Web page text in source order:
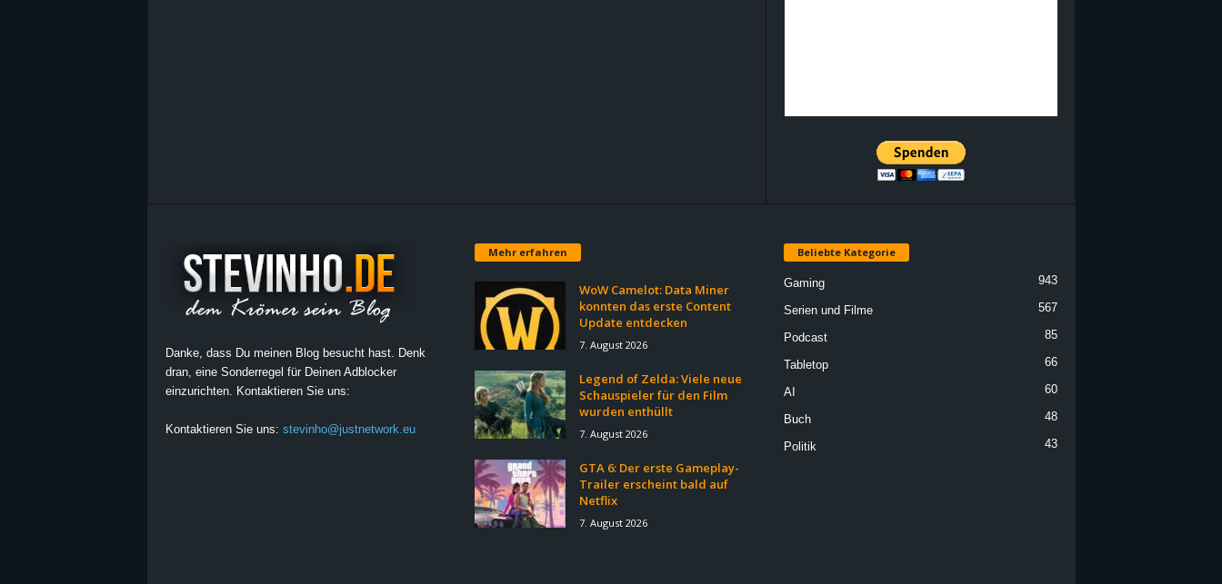
Danke, dass Du meinen Blog besucht hast. Denk
dran, eine Sonderregel für Deinen Adblocker
einzurichten. Kontaktieren Sie uns:
Kontaktieren Sie uns: stevinho@justnetwork.eu
Mehr erfahren
WoW Camelot: Data Miner
konnten das erste Content
Update entdecken
7. August 2026
Legend of Zelda: Viele neue
Schauspieler für den Film
wurden enthüllt
7. August 2026
GTA 6: Der erste Gameplay-
Trailer erscheint bald auf
Netflix
7. August 2026
Beliebte Kategorie
Gaming 943
Serien und Filme 567
Podcast 85
Tabletop 66
AI 60
Buch 48
Politik 43